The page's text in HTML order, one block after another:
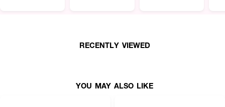
RECENTLY VIEWED
YOU MAY ALSO LIKE